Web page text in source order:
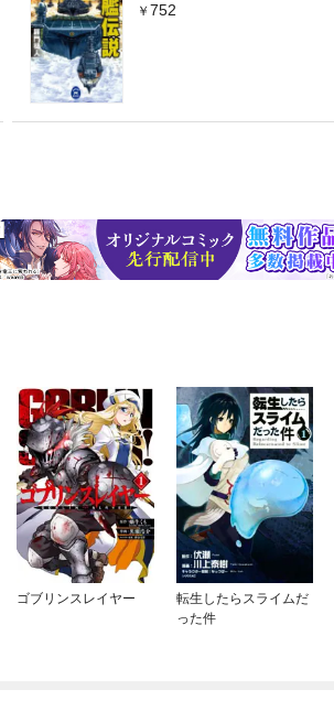
752
ゴブリンスレイヤー
転生したらスライムだ
った件